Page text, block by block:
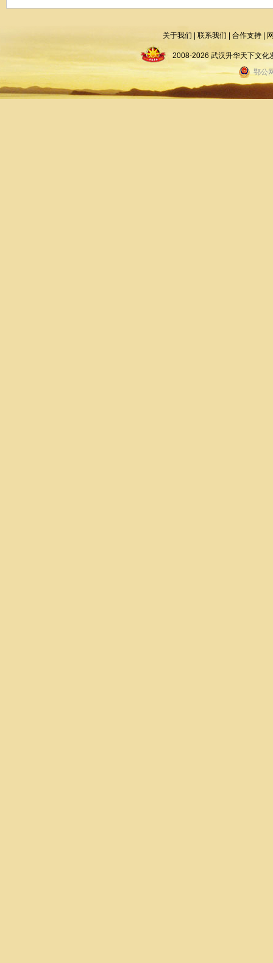
关于我们 联系我们 合作支持|
2008-2026 武汉升华天下文
鄂公